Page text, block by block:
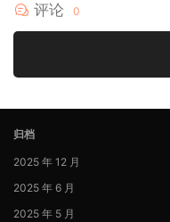
评论 0
归档
2025 年 12 月
2025 年 6 月
2025 年 5 月